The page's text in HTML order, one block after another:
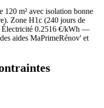
120 m² avec isolation bonne
). Zone H1c (240 jours de
Électricité 0.2516 €/kWh —
aides MaPrimeRénov' et